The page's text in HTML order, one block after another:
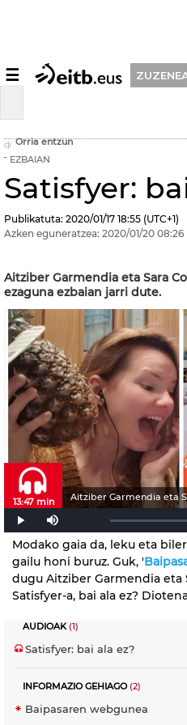
☰
Orria entzun
EZBAIAN
Satisfyer:
Publikatuta: 2020/01/17 18:55 (UTC+1)
Azken eguneratzea: 2020/01/20 08:26
Aitziber Garmendia eta Sara
ezaguna ezbaian jarri dute.
Aitziber Garmendia eta
13:47 min
Modako gaia da, leku eta
gailu honi buruz. Guk, '
dugu Aitziber Garmendia eta
Satisfyer-a, bai ala ez?
AUDIOAK (1)
Satisfyer: bai ala ez?
INFORMAZIO GEHIAGO(2)
Baipasaren webgunea